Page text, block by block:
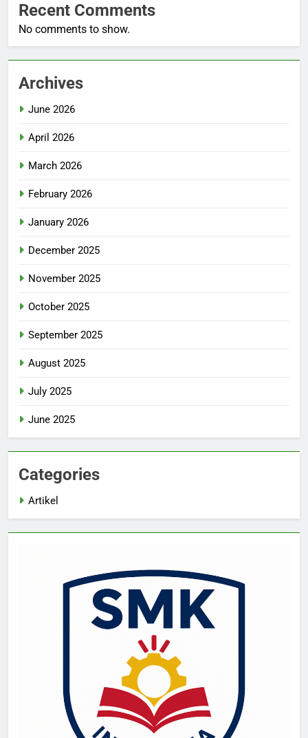
Recent Comments
No comments to show.
Archives
June 2026
April 2026
March 2026
February 2026
January 2026
December 2025
November 2025
October 2025
September 2025
August 2025
July 2025
June 2025
Categories
Artikel